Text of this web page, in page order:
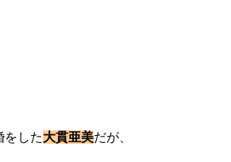
をした大貫亜美だが、